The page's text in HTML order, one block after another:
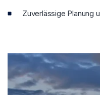
Zuverlässige Planung